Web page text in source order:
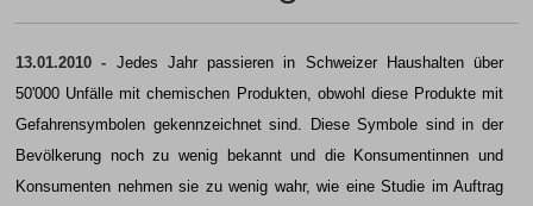
13.01.2010 - Jedes Jahr passieren in Schweizer Haushalten über
50'000 Unfälle mit chemischen Produkten, obwohl diese Produkte mit
Gefahrensymbolen gekennzeichnet sind. Diese Symbole sind in der
Bevölkerung noch zu wenig bekannt und die Konsumentinnen und
Konsumenten nehmen sie zu wenig wahr, wie eine Studie im Auftrag